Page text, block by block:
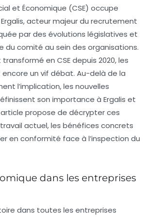
et Économique (CSE) occupe
acteur majeur du recrutement
par des évolutions législatives et
comité au sein des organisations.
en CSE depuis 2020, les
un vif débat. Au-delà de la
l’implication, les nouvelles
son importance à Ergalis et
propose de décrypter ces
actuel, les bénéfices concrets
en conformité face à l’inspection du
dans les entreprises
dans toutes les entreprises